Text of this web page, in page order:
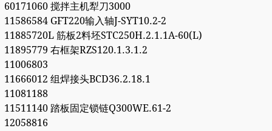
60171060 搅拌主机犁刀3000
11586584 GFT220输入轴J-SYT10.2-2
11885720L 筋板2料坯STC250H.2.1.1A-60(L)
11895779 右框架RZS120.1.3.1.2
11006803
11666012 组焊接头BCD36.2.18.1
11081188
11511140 踏板固定锁链Q300WE.61-2
12058816